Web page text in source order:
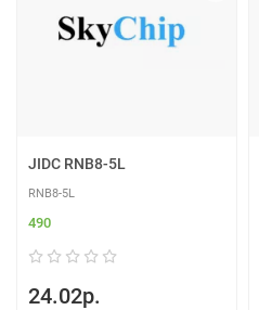
JIDC RNB8-5L
RNB8-5L
490
24.02р.